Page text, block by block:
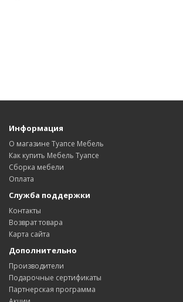
Информация
О магазине Туапсе Мебель
Как купить Мебель Туапсе
Сборка мебели
Оплата
Служба поддержки
Контакты
Возврат товара
Карта сайта
Дополнительно
Производители
Подарочные сертификаты
Партнерская программа